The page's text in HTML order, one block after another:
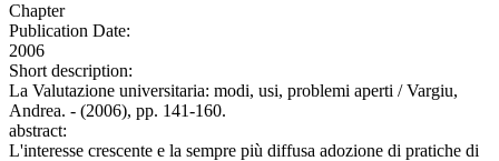
Chapter
Publication Date:
2006
Short description:
La Valutazione universitaria: modi, usi, problemi aperti / Vargiu,
Andrea. - (2006), pp. 141-160.
abstract:
L'interesse crescente e la sempre più diffusa adozione di pratiche di